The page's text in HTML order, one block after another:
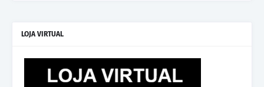
LOJA VIRTUAL